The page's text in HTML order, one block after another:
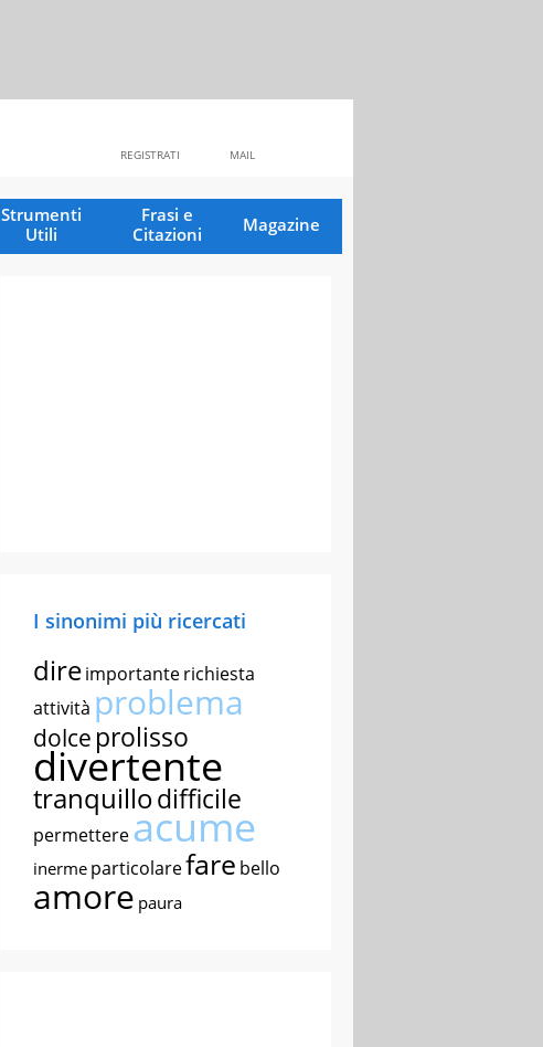
MAIL
REGISTRATI
Strumenti
Utili
Frasi e
Citazioni
Magazine
I sinonimi più ricercati
direimportanterichiesta
attività problema
dolce prolisso
divertente
tranquillodifficile
permettereacume
inerme particolarefare bello
amore paura